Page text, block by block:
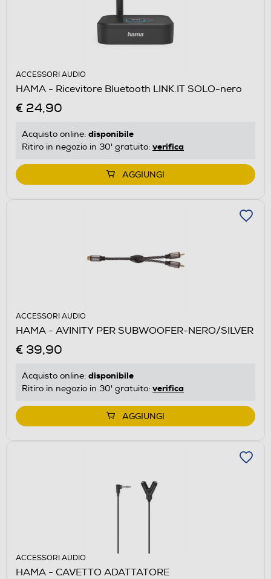
ACCESSORI AUDIO
HAMA - Ricevitore Bluetooth LINK.IT SOLO-nero
€ 24,90
Acquisto online: disponibile
Ritiro in negozio in 30' gratuito: verifica
AGGIUNGI
ACCESSORI AUDIO
HAMA - AVINITY PER SUBWOOFER-NERO/SILVER
€ 39,90
Acquisto online: disponibile
Ritiro in negozio in 30' gratuito: verifica
AGGIUNGI
ACCESSORI AUDIO
HAMA - CAVETTO ADATTATORE